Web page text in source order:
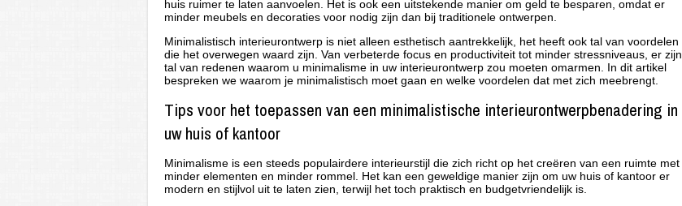
huis ruimer te laten aanvoelen. Het is ook een uitstekende manier om geld te besparen, omdat er
minder meubels en decoraties voor nodig zijn dan bij traditionele ontwerpen.
Minimalistisch interieurontwerp is niet alleen esthetisch aantrekkelijk, het heeft ook tal van voordelen
die het overwegen waard zijn. Van verbeterde focus en productiviteit tot minder stressniveaus, er zijn
tal van redenen waarom u minimalisme in uw interieurontwerp zou moeten omarmen. In dit artikel
bespreken we waarom je minimalistisch moet gaan en welke voordelen dat met zich meebrengt.
Tips voor het toepassen van een minimalistische interieurontwerpbenadering in
uw huis of kantoor
Minimalisme is een steeds populairdere interieurstijl die zich richt op het creëren van een ruimte met
minder elementen en minder rommel. Het kan een geweldige manier zijn om uw huis of kantoor er
modern en stijlvol uit te laten zien, terwijl het toch praktisch en budgetvriendelijk is.